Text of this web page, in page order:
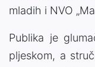
mladih i NVO
Publika je
pljeskom, a